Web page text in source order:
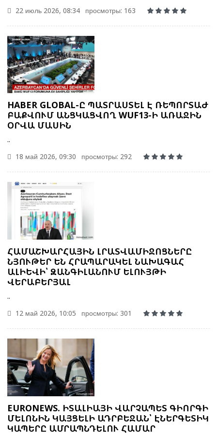
22 июль 2026, 08:34
просмотры: 163
HABER GLOBAL-Ը ՊԱՏՐԱՍՏԵԼ Է ՌԵՊՈՐՏԱԺ
ԲԱՔՎՈՒՄ ԱՆՑԿԱՑՎՈՂ WUF13-Ի ԱՌԱՋԻՆ
ՕՐՎԱ ՄԱՍԻՆ
..
18 май 2026, 09:30
просмотры: 292
ՀԱՄԱՇԽԱՐՀԱՅԻՆ ԼՐԱՏՎԱՄԻՋՈՑՆԵՐԸ
ՆՅՈՒԹԵՐ ԵՆ ՀՐԱՊԱՐԱԿԵԼ ՆԱԽԱԳԱՀ
ԱԼԻԵՎԻ՝ ԶԱՆԳԻԼԱՆՈՒՄ ԵԼՈՒՅԹԻ
ՎԵՐԱԲԵՐՅԱԼ
..
12 май 2026, 10:05
просмотры: 301
EURONEWS. ԻՏԱԼԻԱՅԻ ՎԱՐՉԱՊԵՏ ԳԻՈՐԳԻ
ՄԵԼՈՆԻՆ ԿԱՅՑԵԼԻ ԱԴՐԲԵՋԱՆ՝ ԷՆԵՐԳԵՏԻԿ
ԿԱՊԵՐԸ ԱՄՐԱՊՆԴԵԼՈՒ ՀԱՄԱՐ